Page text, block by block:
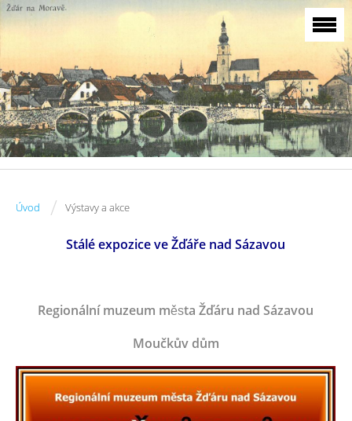
Úvod / Výstavy a akce
Stálé expozice ve Žďáře nad Sázavou
Regionální muzeum města Žďáru nad Sázavou
Moučkův dům